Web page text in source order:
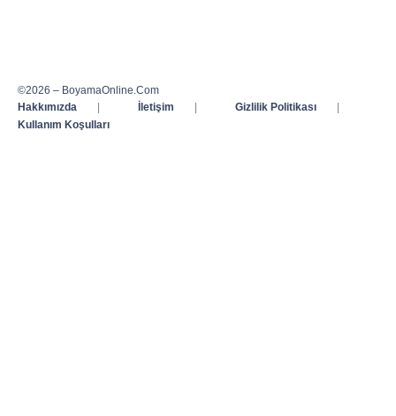
©2026 – BoyamaOnline.Com
Hakkımızda
| İletişim | Gizlilik Politikası
|
Kullanım Koşulları